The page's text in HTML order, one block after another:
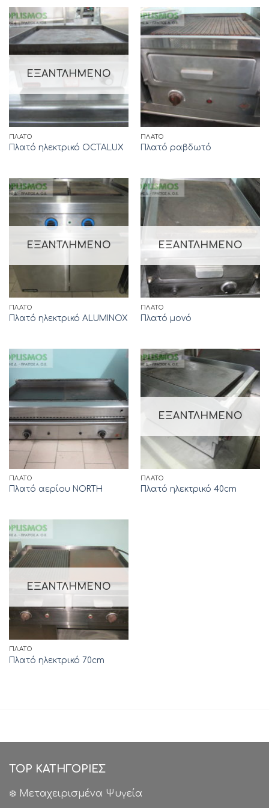
ΕΞΑΝΤΛΗΜΈΝΟ
ΠΛΑΤΌ
Πλατό ηλεκτρικό OCTALUX
ΠΛΑΤΌ
Πλατό ραβδωτό
ΕΞΑΝΤΛΗΜΈΝΟ
ΠΛΑΤΌ
Πλατό ηλεκτρικό ALUMINOX
ΕΞΑΝΤΛΗΜΈΝΟ
ΠΛΑΤΌ
Πλατό μονό
ΠΛΑΤΌ
Πλατό αερίου NORTH
ΕΞΑΝΤΛΗΜΈΝΟ
ΠΛΑΤΌ
Πλατό ηλεκτρικό 40cm
ΕΞΑΝΤΛΗΜΈΝΟ
ΠΛΑΤΌ
Πλατό ηλεκτρικό 70cm
TOP ΚΑΤΗΓΟΡΙΕΣ
❄️ Μεταχειρισμένα Ψυγεία